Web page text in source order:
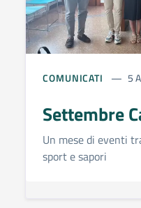
COMUNICATI 5
Settembre
Un mese di eventi
sport e sapori